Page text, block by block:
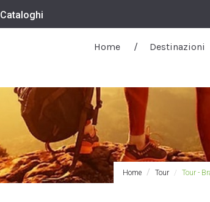
Cataloghi
Home Destinazioni
Home Tour Tour -